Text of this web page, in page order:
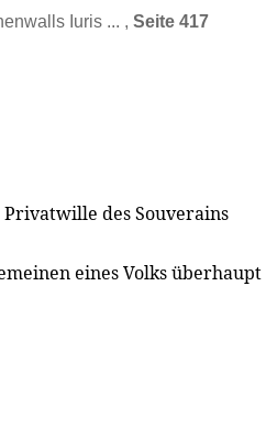
Iuris ... , Seite 417
des Souverains
eines Volks überhaupt